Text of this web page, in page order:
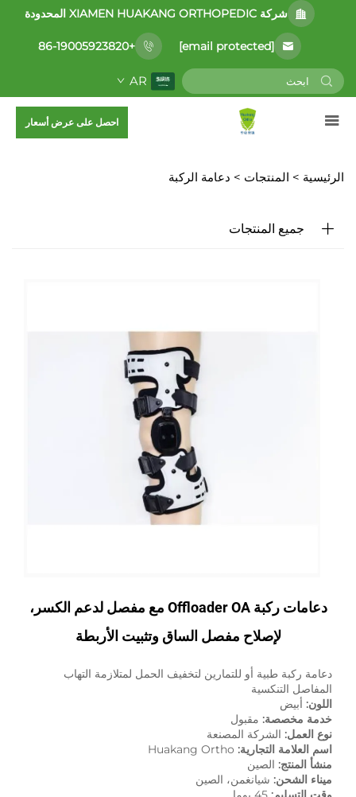
شركة XIAMEN HUAKANG ORTHOPEDIC المحدودة
[email protected]
+86-19005923820
AR
احصل على عرض أسعار
الرئيسية > المنتجات > دعامة الركبة
جميع المنتجات
دعامات ركبة Offloader OA مع مفصل لدعم الكسر،
لإصلاح مفصل الساق وتثبيت الأربطة
دعامة ركبة طبية أو للتمارين لتخفيف الحمل لمتلازمة التهاب
المفاصل التنكسية
اللون: أبيض
خدمة مخصصة: مقبول
نوع العمل: الشركة المصنعة
اسم العلامة التجارية: Huakang Ortho
منشأ المنتج: الصين
ميناء الشحن: شيانغمن، الصين